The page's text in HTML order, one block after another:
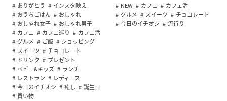
ありがとう
インスタ映え
おうちごはん
おしゃれ
おしゃれ女子
おしゃれ男子
カフェ
カフェ巡り
カフェ活
グルメ
ご飯
ショッピング
スイーツ
チョコレート
ドリンク
プレゼント
ベビー&キッズ
ランチ
レストラン
レディース
今日のイチオシ
癒し
誕生日
買い物
NEW カフェ
カフェ活
グルメ
スイーツ
チョコレート
今日のイチオシ
流行り